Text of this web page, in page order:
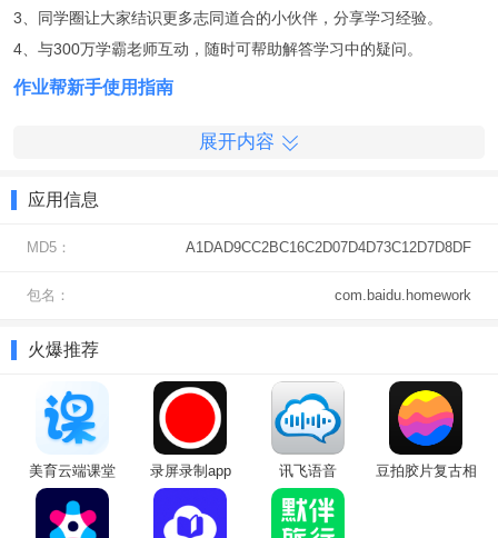
3、同学圈让大家结识更多志同道合的小伙伴，分享学习经验。
4、与300万学霸老师互动，随时可帮助解答学习中的疑问。
作业帮新手使用指南
展开内容
应用信息
MD5： A1DAD9CC2BC16C2D07D4D73C12D7D8DF
包名： com.baidu.homework
火爆推荐
美育云端课堂
（Cloud
Classroom）
录屏录制app 讯飞语音
豆拍胶片复古相